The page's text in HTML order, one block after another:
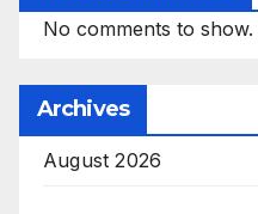
No comments to show.
Archives
August 2026